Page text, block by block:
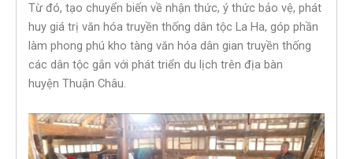
Từ đó, tạo chuyển biến về nhận thức, ý thức bảo vệ, phát
huy giá trị văn hóa truyền thống dân tộc La Ha, góp phần
làm phong phú kho tàng văn hóa dân gian truyền thống
các dân tộc gắn với phát triển du lịch trên địa bàn
huyện Thuận Châu.